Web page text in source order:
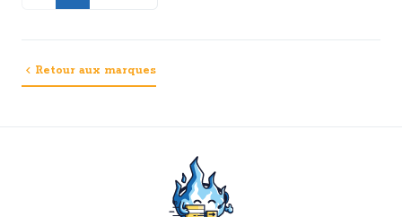
Retour aux marques